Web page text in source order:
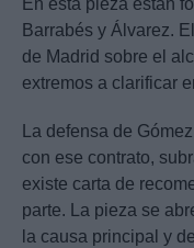
En esta pieza están
Barrabés y Álvarez.
de Madrid sobre el
extremos a clarificar
La defensa de
con ese contrato,
existe carta de
parte. La pieza se
la causa principal y